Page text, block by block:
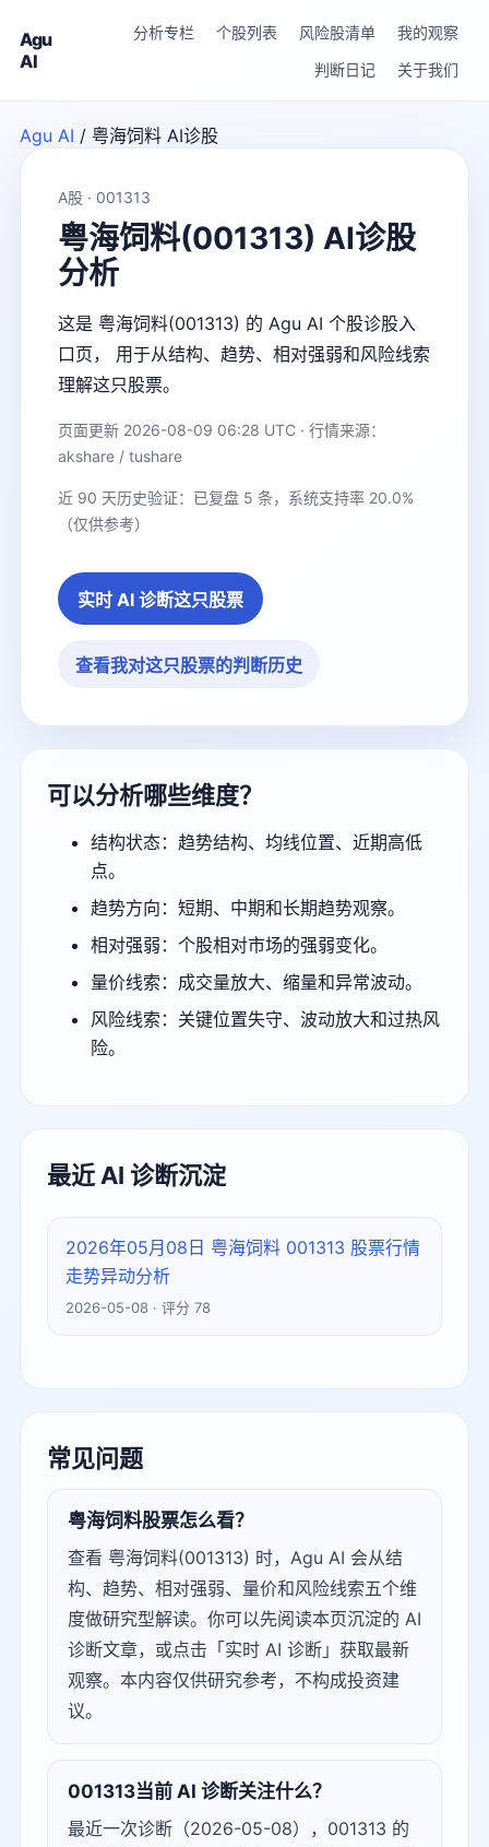
Agu
AI
分析专栏 个股列表 风险股清单
我的观察
判断日记
关于我们
Agu AI / 粤海饲料 AI诊股
A股 · 001313
粤海饲料(001313) AI诊股
分析
这是 粤海饲料(001313) 的 Agu AI 个股诊股入
口页， 用于从结构、趋势、相对强弱和风险线索
理解这只股票。
页面更新 2026-08-09 06:28 UTC · 行情来源：
akshare / tushare
近 90 天历史验证：已复盘 5 条，系统支持率 20.0%
（仅供参考）
实时 AI 诊断这只股票
查看我对这只股票的判断历史
可以分析哪些维度？
结构状态：趋势结构、均线位置、近期高低
点。
趋势方向：短期、中期和长期趋势观察。
相对强弱：个股相对市场的强弱变化。
量价线索：成交量放大、缩量和异常波动。
风险线索：关键位置失守、波动放大和过热风
险。
最近 AI 诊断沉淀
2026年05月08日 粤海饲料 001313 股票行情
走势异动分析
2026-05-08 · 评分 78
常见问题
粤海饲料股票怎么看？
查看 粤海饲料(001313) 时，Agu AI 会从结
构、趋势、相对强弱、量价和风险线索五个维
度做研究型解读。你可以先阅读本页沉淀的 AI
诊断文章，或点击「实时 AI 诊断」获取最新
观察。本内容仅供研究参考，不构成投资建
议。
001313当前 AI 诊断关注什么？
最近一次诊断（2026-05-08），001313 的